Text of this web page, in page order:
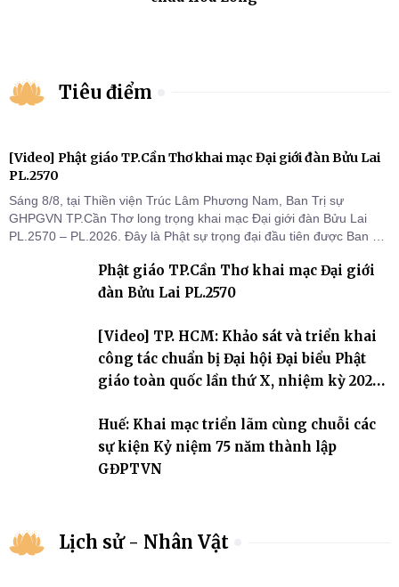
Tiêu điểm
[Video] Phật giáo TP.Cần Thơ khai mạc Đại giới đàn Bửu Lai
PL.2570
Sáng 8/8, tại Thiền viện Trúc Lâm Phương Nam, Ban Trị sự
GHPGVN TP.Cần Thơ long trọng khai mạc Đại giới đàn Bửu Lai
PL.2570 – PL.2026. Đây là Phật sự trọng đại đầu tiên được Ban Trị
thứ I, thể hiện sự quan tâm đối với công tác truyền giới, đào tạo
Tăng tài và tiếp nối mạng mạch Tăng-g
Phật giáo TP.Cần Thơ khai mạc Đại giới
đàn Bửu Lai PL.2570
[Video] TP. HCM: Khảo sát và triển khai
công tác chuẩn bị Đại hội Đại biểu Phật
giáo toàn quốc lần thứ X, nhiệm kỳ 2026-
Huế: Khai mạc triển lãm cùng chuỗi các
sự kiện Kỷ niệm 75 năm thành lập
GĐPTVN
Lịch sử - Nhân Vật